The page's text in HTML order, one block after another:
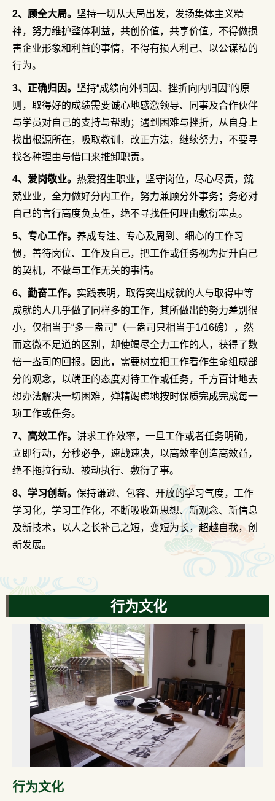
2、顾全大局。 坚持一切从大局出发，发扬集体主义精
神，努力维护整体利益，共创价值，共享价值，不得做损
害企业形象和利益的事情，不得有损人利己、以公谋私的
行为。
3、正确归因。 坚持“成绩向外归因、挫折向内归因”的原
则，取得好的成绩需要诚心地感激领导、同事及合作伙伴
与学员对自己的支持与帮助；遇到困难与挫折，从自身上
找出根源所在，吸取教训，改正方法，继续努力，不要寻
找各种理由与借口来推卸职责。
4、爱岗敬业。 热爱招生职业，坚守岗位，尽心尽责，兢
兢业业，全力做好分内工作，努力兼顾分外事务；务必对
自己的言行高度负责任，绝不寻找任何理由敷衍塞责。
5、专心工作。 养成专注、专心及周到、细心的工作习
惯，善待岗位、工作及自己，把工作或任务视为提升自己
的契机，不做与工作无关的事情。
6、勤奋工作。 实践表明，取得突出成就的人与取得中等
成就的人几乎做了同样多的工作，其所做出的努力差别很
小，仅相当于“多一盎司”（一盎司只相当于1/16磅），然
而这微不足道的区别，却使竭尽全力工作的人，获得了数
倍一盎司的回报。因此，需要树立把工作看作生命组成部
分的观念，以端正的态度对待工作或任务，千方百计地去
想办法解决一切困难，殚精竭虑地按时保质完成完成每一
项工作或任务。
7、高效工作。 讲求工作效率，一旦工作或者任务明确，
立即行动，分秒必争，速战速决，以高效率创造高效益，
绝不拖拉行动、被动执行、敷衍了事。
8、学习创新。 保持谦逊、包容、开放的学习气度，工作
学习化，学习工作化，不断吸收新思想、新观念、新信息
及新技术，以人之长补己之短，变短为长，超越自我，创
新发展。
行为文化
行为文化